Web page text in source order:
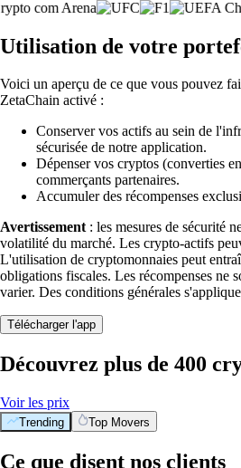
Utilisation de votre
Voici un aperçu de ce que vous pouvez
ZetaChain activé :
Conserver vos actifs au sein de
sécurisée de notre application.
Dépenser vos cryptos (converties
commerçants partenaires.
Accumuler des récompenses
Avertissement : les mesures de sécurité
volatilité du marché. Les crypto-actifs
L'utilisation de cryptomonnaies peut
obligations fiscales. Les récompenses ne
varier. Des conditions générales
Télécharger l'app
Découvrez plus de 400
Voir les prix
Trending Top Movers
Ce que disent nos clients